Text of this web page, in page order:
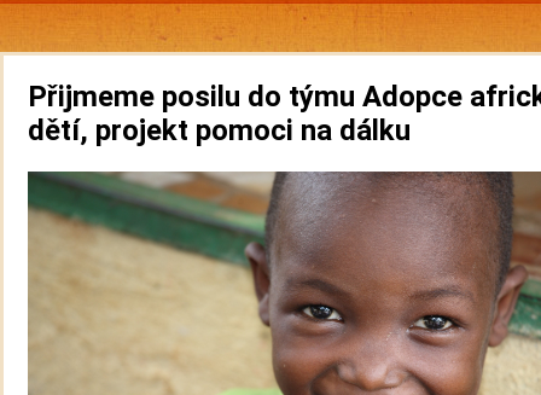
Přijmeme posilu do týmu Adopce
dětí, projekt pomoci na dálku